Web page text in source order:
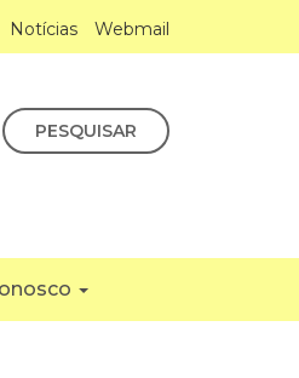
Notícias Webmail
PESQUISAR